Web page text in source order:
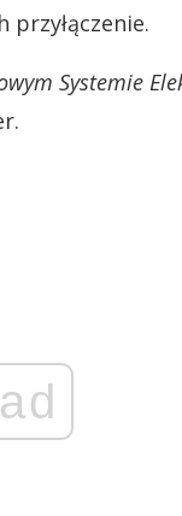
przyłączenie.
Systemie
ad